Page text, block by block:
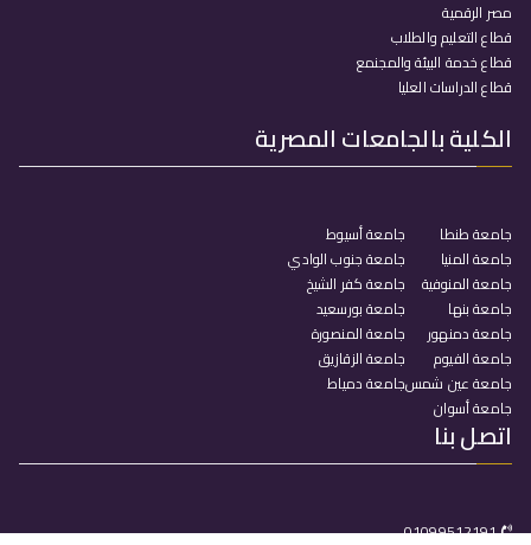
مصر الرقمية
قطاع التعليم والطلاب
قطاع خدمة البيئة والمجنمع
قطاع الدراسات العليا
الكلية بالجامعات المصرية
جامعة طنطا
جامعة المنيا
جامعة المنوفية
جامعة بنها
جامعة دمنهور
جامعة الفيوم
جامعة عين شمس
جامعة أسوان
جامعة أسيوط
جامعة جنوب الوادي
جامعة كفر الشيخ
جامعة بورسعيد
جامعة المنصورة
جامعة الزقازيق
جامعة دمياط
اتصل بنا
01099512191